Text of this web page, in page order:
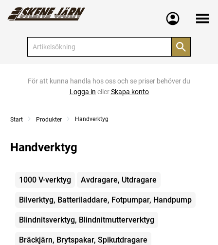
Meny
För att kunna handla hos oss och se priser behöver du
Logga in ellerSkapa konto
Start Produkter Handverktyg
Handverktyg
Kategorier
1000 V-verktyg Avdragare, Utdragare
Bilverktyg, Batteriladdare, Fotpumpar, Handpump
Blindnitsverktyg, Blindnitmutterverktyg
Bräckjärn, Brytspakar, Spikutdragare